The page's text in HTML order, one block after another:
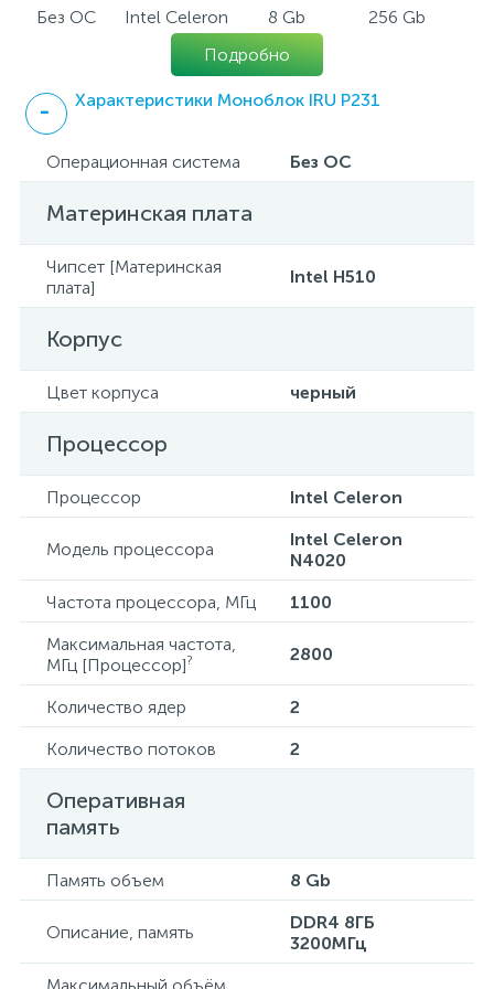
Без ОС Intel Celeron 8 Gb
256 Gb
Подробно
Характеристики Моноблок IRU P231
Операционная система Без ОС
Материнская плата
Чипсет [Материнская
плата]
Intel H510
Корпус
Цвет корпуса черный
Процессор
Процессор Intel Celeron
Модель процессора
Intel Celeron
N4020
Частота процессора, МГц
1100
Максимальная частота,
МГц [Процессор]? 2800
Количество ядер
2
Количество потоков
2
Оперативная
память
Память объем 8 Gb
Описание, память
DDR4 8ГБ
3200МГц